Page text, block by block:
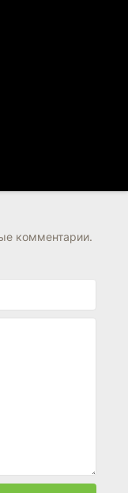
комментарии.